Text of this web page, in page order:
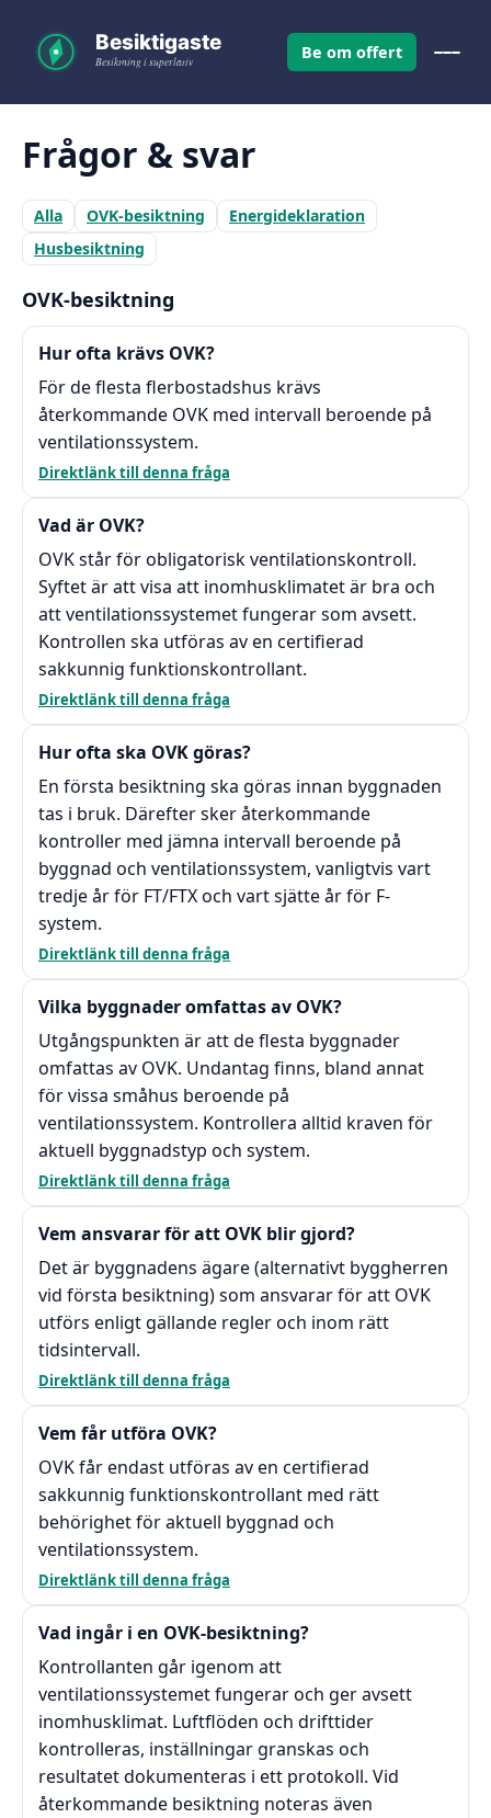
Be om offert
Frågor & svar
Alla OVK-besiktning
Energideklaration
Husbesiktning
OVK-besiktning
Hur ofta krävs OVK?
För de flesta flerbostadshus krävs
återkommande OVK med intervall beroende på
ventilationssystem.
Direktlänk till denna fråga
Vad är OVK?
OVK står för obligatorisk ventilationskontroll.
Syftet är att visa att inomhusklimatet är bra och
att ventilationssystemet fungerar som avsett.
Kontrollen ska utföras av en certifierad
sakkunnig funktionskontrollant.
Direktlänk till denna fråga
Hur ofta ska OVK göras?
En första besiktning ska göras innan byggnaden
tas i bruk. Därefter sker återkommande
kontroller med jämna intervall beroende på
byggnad och ventilationssystem, vanligtvis vart
tredje år för FT/FTX och vart sjätte år för F-
system.
Direktlänk till denna fråga
Vilka byggnader omfattas av OVK?
Utgångspunkten är att de flesta byggnader
omfattas av OVK. Undantag finns, bland annat
för vissa småhus beroende på
ventilationssystem. Kontrollera alltid kraven för
aktuell byggnadstyp och system.
Direktlänk till denna fråga
Vem ansvarar för att OVK blir gjord?
Det är byggnadens ägare (alternativt byggherren
vid första besiktning) som ansvarar för att OVK
utförs enligt gällande regler och inom rätt
tidsintervall.
Direktlänk till denna fråga
Vem får utföra OVK?
OVK får endast utföras av en certifierad
sakkunnig funktionskontrollant med rätt
behörighet för aktuell byggnad och
ventilationssystem.
Direktlänk till denna fråga
Vad ingår i en OVK-besiktning?
Kontrollanten går igenom att
ventilationssystemet fungerar och ger avsett
inomhusklimat. Luftflöden och drifttider
kontrolleras, inställningar granskas och
resultatet dokumenteras i ett protokoll. Vid
återkommande besiktning noteras även